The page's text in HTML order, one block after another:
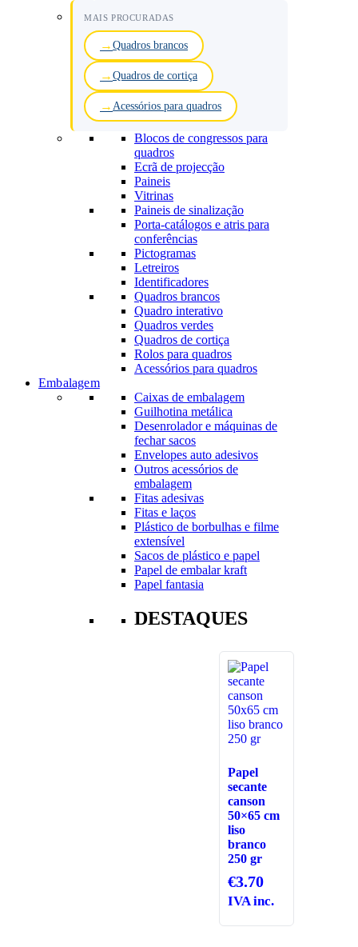
MAIS PROCURADAS
Quadros brancos
Quadros de cortiça
Acessórios para quadros
Blocos de congressos para
quadros
Ecrã de projecção
Paineis
Vitrinas
Paineis de sinalização
Porta-catálogos e atris para
conferências
Pictogramas
Letreiros
Identificadores
Quadros brancos
Quadro interativo
Quadros verdes
Quadros de cortiça
Rolos para quadros
Acessórios para quadros
Embalagem
Caixas de embalagem
Guilhotina metálica
Desenrolador e máquinas de
fechar sacos
Envelopes auto adesivos
Outros acessórios de
embalagem
Fitas adesivas
Fitas e laços
Plástico de borbulhas e filme
extensível
Sacos de plástico e papel
Papel de embalar kraft
Papel fantasia
DESTAQUES
Papel
secante
canson
50×65 cm
liso
branco
250 gr
€3.70
IVA inc.